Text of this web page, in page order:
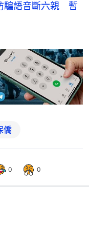
騙語音斷六親 暫
僑
0 0